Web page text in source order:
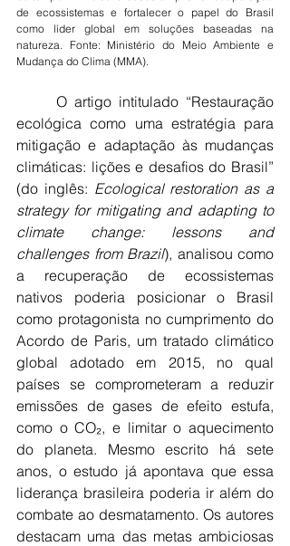
de ecossistemas e fortalecer o papel do Brasil
como líder global em soluções baseadas na
natureza. Fonte: Ministério do Meio Ambiente e
Mudança do Clima (MMA).
ecológica como uma estratégia para
mitigação e adaptação às mudanças
climáticas: lições e desafios do Brasil”
(do inglês: Ecological restoration as a
strategy for mitigating and adapting to
climate change: lessons and
challenges from Brazil), analisou como
a recuperação de ecossistemas
nativos poderia posicionar o Brasil
como protagonista no cumprimento do
Acordo de Paris, um tratado climático
global adotado em 2015, no qual
países se comprometeram a reduzir
emissões de gases de efeito estufa,
como o CO₂, e limitar o aquecimento
do planeta. Mesmo escrito há sete
anos, o estudo já apontava que essa
liderança brasileira poderia ir além do
combate ao desmatamento. Os autores
destacam uma das metas ambiciosas